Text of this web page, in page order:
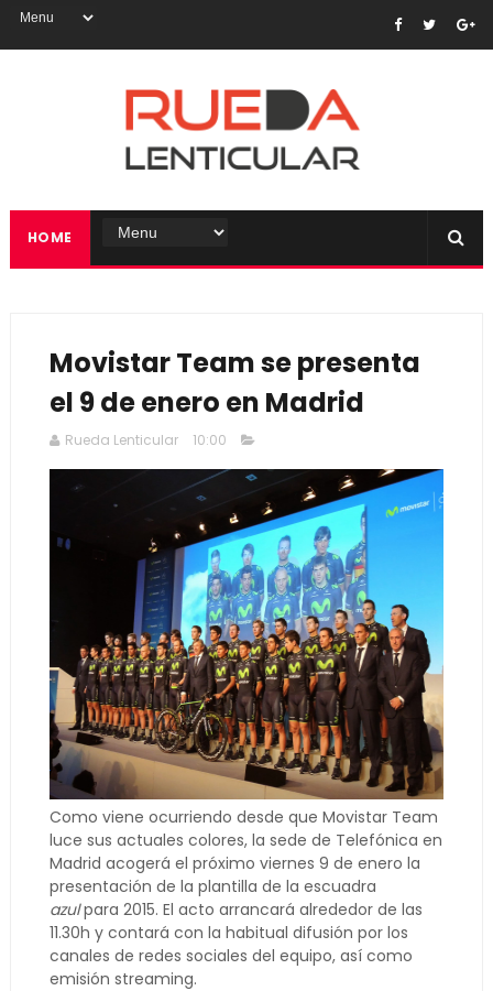
HOME
Movistar Team se presenta
el 9 de enero en Madrid
Rueda Lenticular 10:00
Como viene ocurriendo desde que Movistar Team
luce sus actuales colores, la sede de Telefónica en
Madrid acogerá el próximo viernes 9 de enero la
presentación de la plantilla de la escuadra
azulpara 2015. El acto arrancará alrededor de las
11.30h y contará con la habitual difusión por los
canales de redes sociales del equipo, así como
emisión streaming.